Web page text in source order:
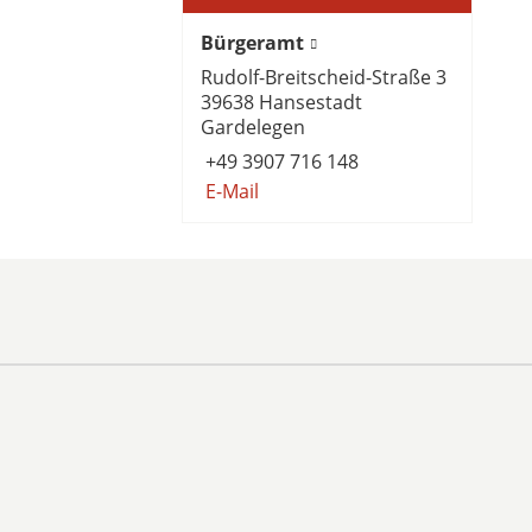
Bürgeramt
Rudolf-Breitscheid-Straße 3
39638 Hansestadt
Gardelegen
+49 3907 716 148
E-Mail